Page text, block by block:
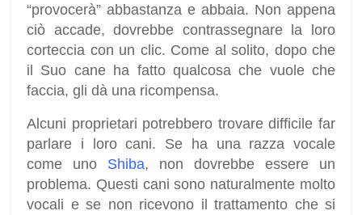
“provocerà” abbastanza e abbaia. Non appena
ciò accade, dovrebbe contrassegnare la loro
corteccia con un clic. Come al solito, dopo che
il Suo cane ha fatto qualcosa che vuole che
faccia, gli dà una ricompensa.
Alcuni proprietari potrebbero trovare difficile far
parlare i loro cani. Se ha una razza vocale
come uno Shiba, non dovrebbe essere un
problema. Questi cani sono naturalmente molto
vocali e se non ricevono il trattamento che si